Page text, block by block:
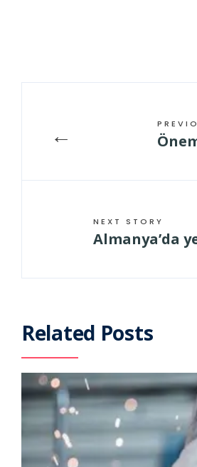
←
NEXT STORY
Almanya’da
Related Posts